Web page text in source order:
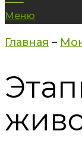
Меню
Главная –